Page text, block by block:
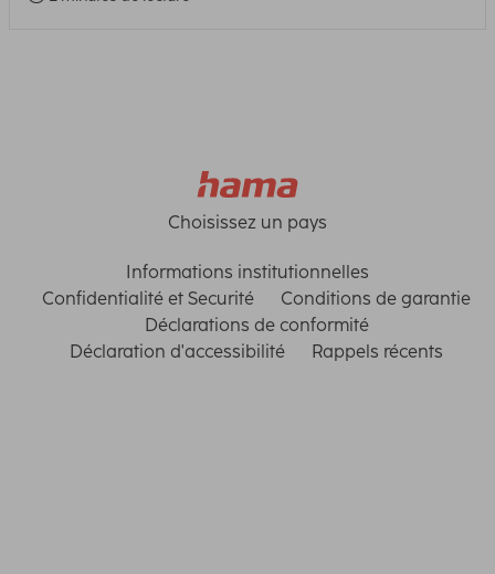
Choisissez un pays
Informations institutionnelles
Confidentialité et Securité
Conditions de garantie
Déclarations de conformité
Déclaration d'accessibilité
Rappels récents